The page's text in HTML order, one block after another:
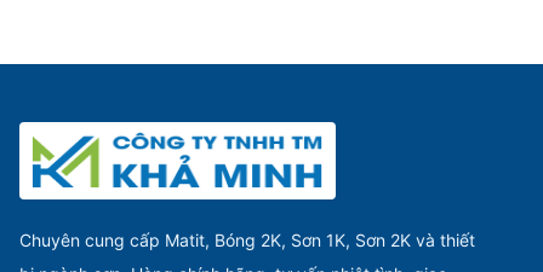
Chuyên cung cấp Matit, Bóng 2K, Sơn 1K, Sơn 2K và thiết